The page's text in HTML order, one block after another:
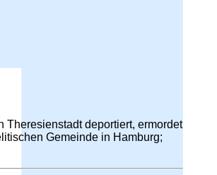
Theresienstadt deportiert, ermordet
Gemeinde in Hamburg;